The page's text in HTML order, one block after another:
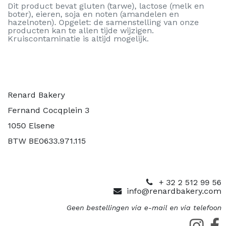
Dit product bevat gluten (tarwe), lactose (melk en
boter), eieren, soja en noten (amandelen en
hazelnoten). Opgelet: de samenstelling van onze
producten kan te allen tijde wijzigen.
Kruiscontaminatie is altijd mogelijk.
Renard Bakery
Fernand Cocqplein 3
1050 Elsene
BTW BE0633.971.115
+ 32 2 512 99 56
info@renardbakery.com
Geen bestellingen via e-mail en via telefoon